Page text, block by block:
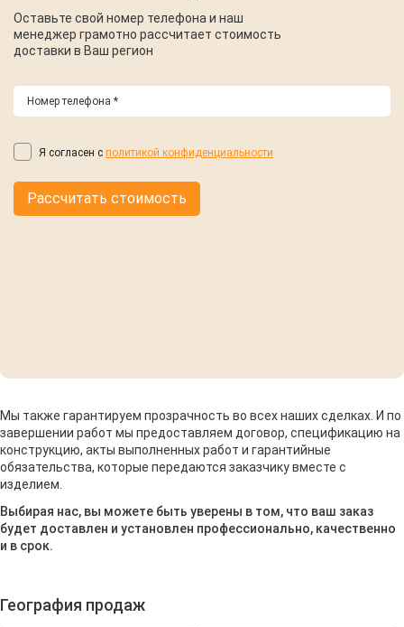
Оставьте свой номер телефона и наш
менеджер грамотно рассчитает стоимость
доставки в Ваш регион
Я согласен с политикой конфиденциальности
Рассчитать стоимость
Мы также гарантируем прозрачность во всех наших сделках. И по
завершении работ мы предоставляем договор, спецификацию на
конструкцию, акты выполненных работ и гарантийные
обязательства, которые передаются заказчику вместе с
изделием.
Выбирая нас, вы можете быть уверены в том, что ваш заказ
будет доставлен и установлен профессионально, качественно
и в срок.
География продаж